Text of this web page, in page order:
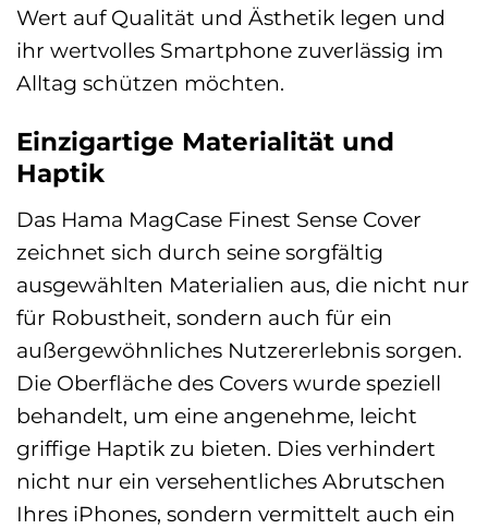
Wert auf Qualität und Ästhetik legen und
ihr wertvolles Smartphone zuverlässig im
Alltag schützen möchten.
Einzigartige Materialität und
Haptik
Das Hama MagCase Finest Sense Cover
zeichnet sich durch seine sorgfältig
ausgewählten Materialien aus, die nicht nur
für Robustheit, sondern auch für ein
außergewöhnliches Nutzererlebnis sorgen.
Die Oberfläche des Covers wurde speziell
behandelt, um eine angenehme, leicht
griffige Haptik zu bieten. Dies verhindert
nicht nur ein versehentliches Abrutschen
Ihres iPhones, sondern vermittelt auch ein